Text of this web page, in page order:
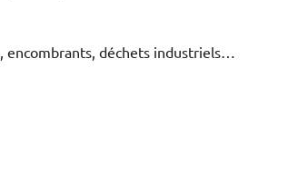
encombrants, déchets industriels…